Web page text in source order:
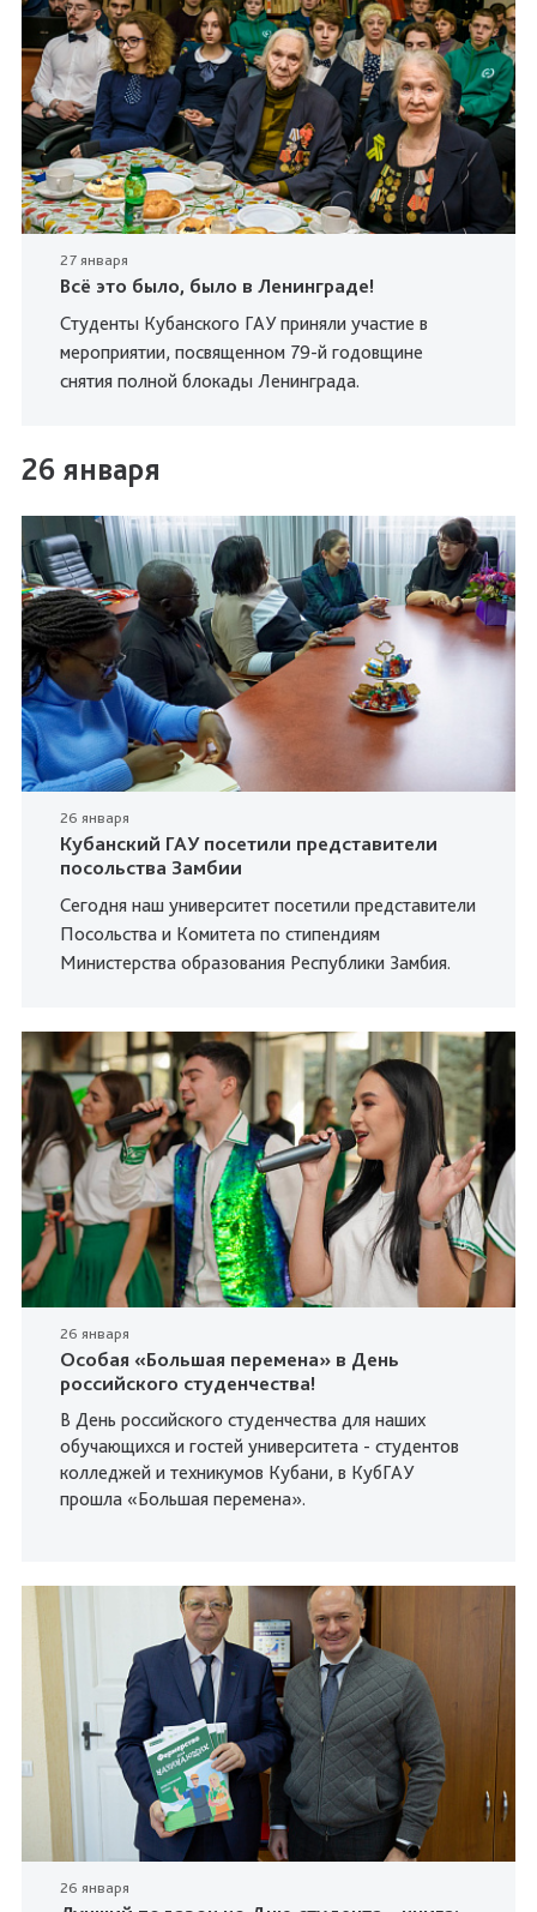
27 января
Всё это было, было в Ленинграде!
Студенты Кубанского ГАУ приняли участие в
мероприятии, посвященном 79-й годовщине
снятия полной блокады Ленинграда.
26 января
26 января
Кубанский ГАУ посетили представители
посольства Замбии
Сегодня наш университет посетили представители
Посольства и Комитета по стипендиям
Министерства образования Республики Замбия.
26 января
Особая «Большая перемена» в День
российского студенчества!
В День российского студенчества для наших
обучающихся и гостей университета - студентов
колледжей и техникумов Кубани, в КубГАУ
прошла «Большая перемена».
26 января